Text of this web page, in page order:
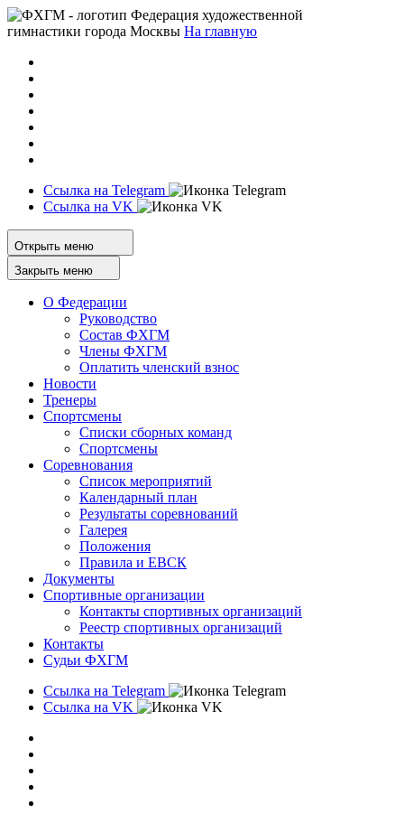
Федерация художественной
гимнастики города Москвы На главную
Ссылка на Telegram
Ссылка на VK
Открыть меню
Закрыть меню
О Федерации
Руководство
Состав ФХГМ
Члены ФХГМ
Оплатить членский взнос
Новости
Тренеры
Спортсмены
Списки сборных команд
Спортсмены
Соревнования
Список мероприятий
Календарный план
Результаты соревнований
Галерея
Положения
Правила и ЕВСК
Документы
Спортивные организации
Контакты спортивных организаций
Реестр спортивных организаций
Контакты
Судьи ФХГМ
Ссылка на Telegram
Ссылка на VK